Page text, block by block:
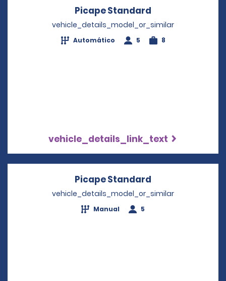
Picape Standard
vehicle_details_model_or_similar
Automático 5 8
vehicle_details_link_text
Picape Standard
vehicle_details_model_or_similar
Manual 5